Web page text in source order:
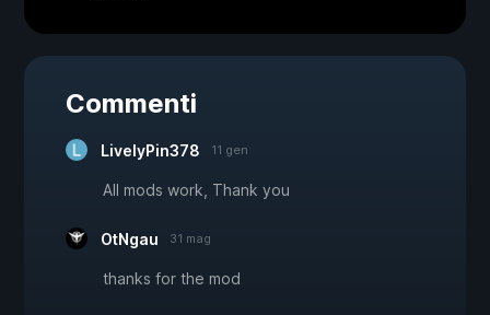
Commenti
LivelyPin378 11 gen
All mods work, Thank you
OtNgau 31 mag
thanks for the mod